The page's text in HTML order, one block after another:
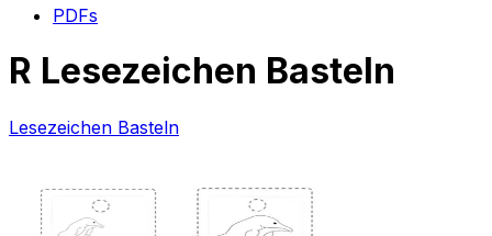
PDFs
R Lesezeichen Basteln
Lesezeichen Basteln